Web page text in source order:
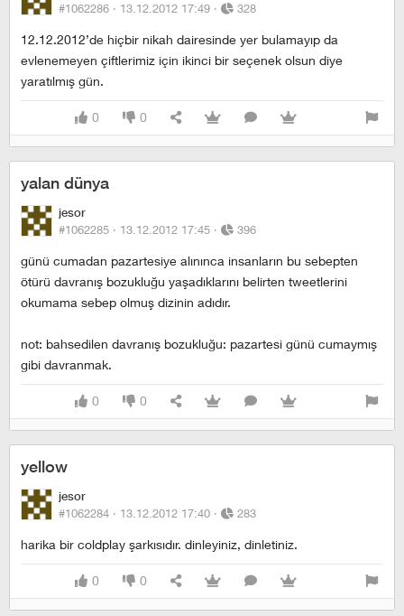
#1062286 · 13.12.2012 17:49 · 328
12.12.2012’de hiçbir nikah dairesinde yer bulamayıp da
evlenemeyen çiftlerimiz için ikinci bir seçenek olsun diye
yaratılmış gün.
0 0
yalan dünya
jesor
#1062285 · 13.12.2012 17:45 · 396
günü cumadan pazartesiye alınınca insanların bu sebepten
ötürü davranış bozukluğu yaşadıklarını belirten tweetlerini
okumama sebep olmuş dizinin adıdır.
not: bahsedilen davranış bozukluğu: pazartesi günü cumaymış
gibi davranmak.
0 0
yellow
jesor
#1062284 · 13.12.2012 17:40 · 283
harika bir coldplay şarkısıdır. dinleyiniz, dinletiniz.
0 0